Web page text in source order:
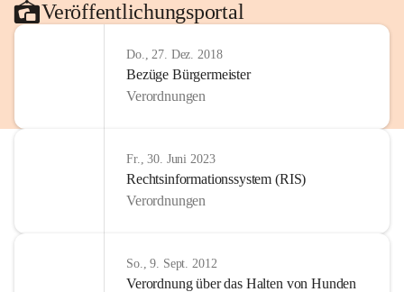
Veröffentlichungsportal
Do., 27. Dez. 2018
Bezüge Bürgermeister
Verordnungen
Fr., 30. Juni 2023
Rechtsinformationssystem (RIS)
Verordnungen
So., 9. Sept. 2012
Verordnung über das Halten von Hunden